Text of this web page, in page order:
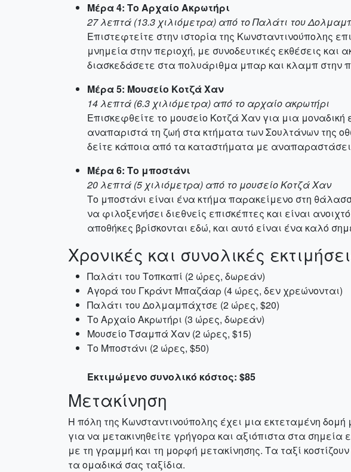
Μέρα 4: Το Αρχαίο Ακρωτήρι
27 λεπτά (13.3 χιλιόμετρα) από το Παλάτι του
Επιστεφτείτε στην ιστορία της Κωνσταντινούπολης
μνημεία στην περιοχή, με συνοδευτικές εκθέσεις
διασκεδάσετε στα πολυάριθμα μπαρ και κλαμπ στην
Μέρα 5: Μουσείο Κοτζά Χαν
14 λεπτά (6.3 χιλιόμετρα) από το αρχαίο ακρωτήρι
Επισκεφθείτε το μουσείο Κοτζά Χαν για μια μοναδική
αναπαριστά τη ζωή στα κτήματα των Σουλτάνων της
δείτε κάποια από τα καταστήματα με
Μέρα 6: Το μποστάνι
20 λεπτά (5 χιλιόμετρα) από το μουσείο Κοτζά Χαν
Το μποστάνι είναι ένα κτήμα παρακείμενο στη
να φιλοξενήσει διεθνείς επισκέπτες και είναι
αποθήκες βρίσκονται εδώ, και αυτό είναι ένα καλό
Χρονικές και συνολικές
Παλάτι του Τοπκαπί (2 ώρες, δωρεάν)
Αγορά του Γκράντ Μπαζάαρ (4 ώρες, δεν χρεώνονται)
Παλάτι του Δολμαμπάχτσε (2 ώρες, $20)
Το Αρχαίο Ακρωτήρι (3 ώρες, δωρεάν)
Μουσείο Τσαμπά Χαν (2 ώρες, $15)
Το Μποστάνι (2 ώρες, $50)
Εκτιμώμενο συνολικό κόστος: $85
Μετακίνηση
Η πόλη της Κωνσταντινούπολης έχει μια εκτεταμένη
για να μετακινηθείτε γρήγορα και αξιόπιστα στα
με τη γραμμή και τη μορφή μετακίνησης. Τα ταξί
τα ομαδικά σας ταξίδια.